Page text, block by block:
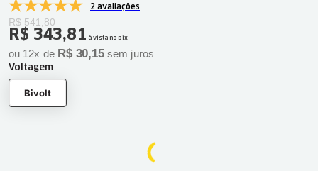
2 avaliações
R$ 541,80
R$ 343,81 à vista no pix
ou 12x de R$ 30,15 sem juros
Voltagem
Bivolt